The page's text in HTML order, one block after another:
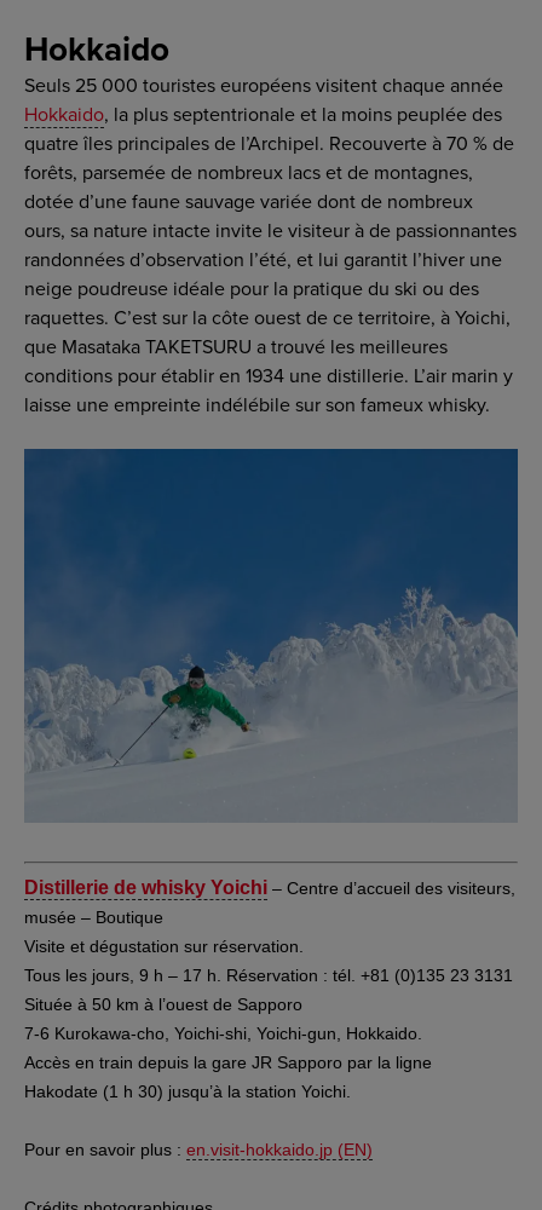
Hokkaido
Seuls 25 000 touristes européens visitent chaque année
Hokkaido, la plus septentrionale et la moins peuplée des
quatre îles principales de l’Archipel. Recouverte à 70 % de
forêts, parsemée de nombreux lacs et de montagnes,
dotée d’une faune sauvage variée dont de nombreux
ours, sa nature intacte invite le visiteur à de passionnantes
randonnées d’observation l’été, et lui garantit l’hiver une
neige poudreuse idéale pour la pratique du ski ou des
raquettes. C’est sur la côte ouest de ce territoire, à Yoichi,
que Masataka TAKETSURU a trouvé les meilleures
conditions pour établir en 1934 une distillerie. L’air marin y
laisse une empreinte indélébile sur son fameux whisky.
Distillerie de whisky Yoichi– Centre d’accueil des visiteurs,
musée – Boutique
Visite et dégustation sur réservation.
Tous les jours, 9 h – 17 h. Réservation : tél. +81 (0)135 23 3131
Située à 50 km à l’ouest de Sapporo
7-6 Kurokawa-cho, Yoichi-shi, Yoichi-gun, Hokkaido.
Accès en train depuis la gare JR Sapporo par la ligne
Hakodate (1 h 30) jusqu’à la station Yoichi.
Pour en savoir plus : en.visit-hokkaido.jp (EN)